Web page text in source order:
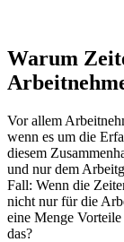
Warum
Vor allem
wenn es um die
diesem
und nur dem
Fall: Wenn die
nicht nur für die
eine Menge
das?